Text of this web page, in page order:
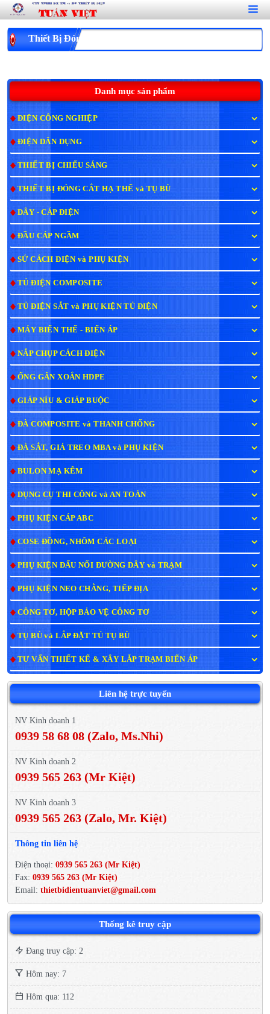
Danh mục sản phẩm
ĐIỆN CÔNG NGHIỆP
ĐIỆN DÂN DỤNG
THIẾT BỊ CHIẾU SÁNG
THIẾT BỊ ĐÓNG CẮT HẠ THẾ và TỤ BÙ
DÂY - CÁP ĐIỆN
ĐẦU CÁP NGẦM
SỨ CÁCH ĐIỆN và PHỤ KIỆN
TỦ ĐIỆN COMPOSITE
TỦ ĐIỆN SẮT và PHỤ KIỆN TỦ ĐIỆN
MÁY BIẾN THẾ - BIẾN ÁP
NẮP CHỤP CÁCH ĐIỆN
ỐNG GÂN XOẮN HDPE
GIÁP NÍU & GIÁP BUỘC
ĐÀ COMPOSITE và THANH CHỐNG
ĐÀ SẮT, GIÁ TREO MBA và PHỤ KIỆN
BULON MẠ KẼM
DỤNG CỤ THI CÔNG và AN TOÀN
PHỤ KIỆN CÁP ABC
COSE ĐỒNG, NHÔM CÁC LOẠI
PHỤ KIỆN ĐẤU NỐI ĐƯỜNG DÂY và TRẠM
PHỤ KIỆN NEO CHẰNG, TIẾP ĐỊA
CÔNG TƠ, HỘP BẢO VỆ CÔNG TƠ
TỤ BÙ và LẮP ĐẶT TỦ TỤ BÙ
TƯ VẤN THIẾT KẾ & XÂY LẮP TRẠM BIẾN ÁP
Liên hệ trực tuyến
NV Kinh doanh 1
0939 58 68 08 (Zalo, Ms.Nhi)
NV Kinh doanh 2
0939 565 263 (Mr Kiệt)
NV Kinh doanh 3
0939 565 263 (Zalo, Mr. Kiệt)
Thông tin liên hệ
Điện thoại: 0939 565 263 (Mr Kiệt)
Fax: 0939 565 263 (Mr Kiệt)
Email: thietbidientuanviet@gmail.com
Thống kê truy cập
Đang truy cập: 2
Hôm nay: 7
Hôm qua: 112
Thiết Bị Đóng Cắt Hạ Thế ACB